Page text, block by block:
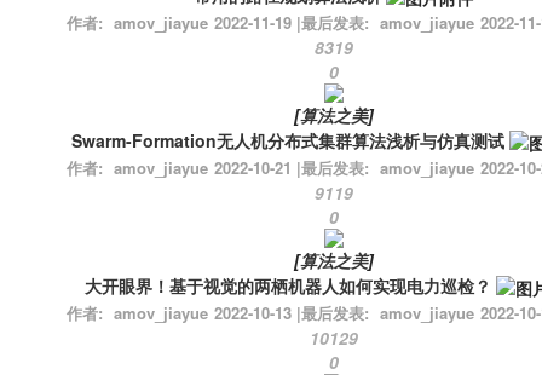
作者: amov_jiayue 2022-11-19 |最后发表: amov_jiayue 2022-
8319
0
[算法之美]
Swarm-Formation无人机分布式集群算法浅析与仿真测试
作者: amov_jiayue 2022-10-21 |最后发表: amov_jiayue 2022-
9119
0
[算法之美]
大开眼界！基于视觉的两栖机器人如何实现电力巡检？
作者: amov_jiayue 2022-10-13 |最后发表: amov_jiayue 2022-
10129
0